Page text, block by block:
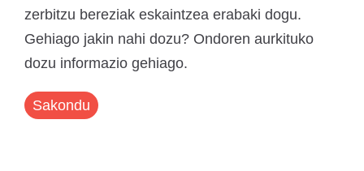
zerbitzu bereziak eskaintzea erabaki dogu.
Gehiago jakin nahi dozu? Ondoren aurkituko
dozu informazio gehiago.
Sakondu